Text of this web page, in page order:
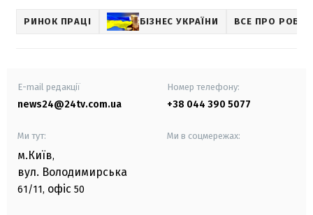
РИНОК ПРАЦІ БІЗНЕС УКРАЇНИ ВСЕ ПРО
E-mail редакції
news24@24tv.com.ua
Номер телефону:
+38 044 390 5077
Ми тут:
м.Київ,
вул. Володимирська
61/11, офіс 50
Ми в соцмережах: